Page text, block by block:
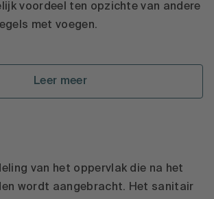
voordeel ten opzichte van andere
met voegen.
Leer meer
van het oppervlak die na het
wordt aangebracht. Het sanitair